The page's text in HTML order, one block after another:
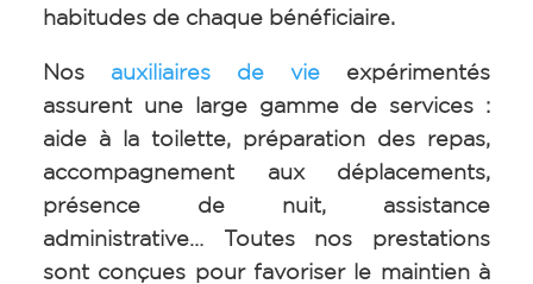
habitudes de chaque bénéficiaire.
Nos auxiliaires de vie expérimentés
assurent une large gamme de services :
aide à la toilette, préparation des repas,
accompagnement aux déplacements,
présence de nuit, assistance
administrative… Toutes nos prestations
sont conçues pour favoriser le maintien à